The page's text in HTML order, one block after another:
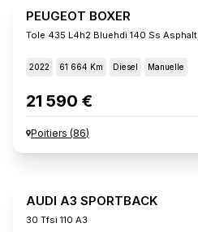
PEUGEOT BOXER
Tole 435 L4h2 Bluehdi 140 Ss Asphalt
2022 61 664 Km Diesel Manuelle
21 590 €
Poitiers (86)
AUDI A3 SPORTBACK
30 Tfsi 110 A3